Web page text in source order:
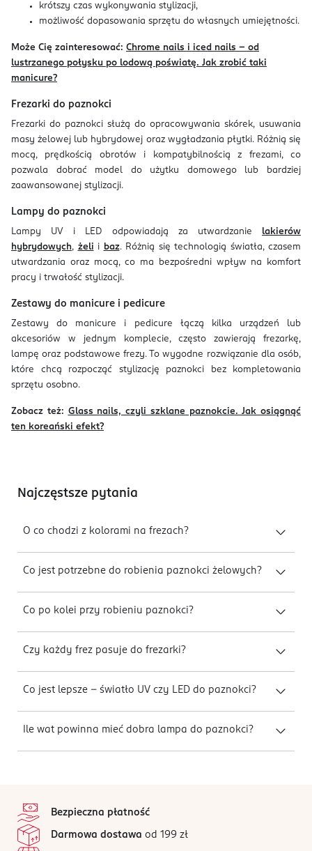
krótszy czas wykonywania stylizacji,
możliwość dopasowania sprzętu do własnych umiejętności.
Może Cię zainteresować: Chrome nails i iced nails – od
lustrzanego połysku po lodową poświatę. Jak zrobić taki
manicure?
Frezarki do paznokci
Frezarki do paznokci służą do opracowywania skórek, usuwania
masy żelowej lub hybrydowej oraz wygładzania płytki. Różnią się
mocą, prędkością obrotów i kompatybilnością z frezami, co
pozwala dobrać model do użytku domowego lub bardziej
zaawansowanej stylizacji.
Lampy do paznokci
Lampy UV i LED odpowiadają za utwardzanie lakierów
hybrydowych, żeli i baz. Różnią się technologią światła, czasem
utwardzania oraz mocą, co ma bezpośredni wpływ na komfort
pracy i trwałość stylizacji.
Zestawy do manicure i pedicure
Zestawy do manicure i pedicure łączą kilka urządzeń lub
akcesoriów w jednym komplecie, często zawierają frezarkę,
lampę oraz podstawowe frezy. To wygodne rozwiązanie dla osób,
które chcą rozpocząć stylizację paznokci bez kompletowania
sprzętu osobno.
Zobacz też: Glass nails, czyli szklane paznokcie. Jak osiągnąć
ten koreański efekt?
Najczęstsze pytania
O co chodzi z kolorami na frezach?
Co jest potrzebne do robienia paznokci żelowych?
Co po kolei przy robieniu paznokci?
Czy każdy frez pasuje do frezarki?
Co jest lepsze – światło UV czy LED do paznokci?
Ile wat powinna mieć dobra lampa do paznokci?
Bezpieczna płatność
Darmowa dostawa od 199 zł